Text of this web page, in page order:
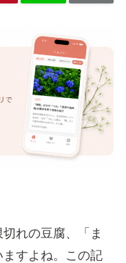
れの豆腐、「ま
すよね。この記